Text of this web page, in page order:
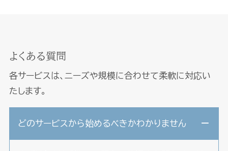
よくある質問
各サービスは、ニーズや規模に合わせて柔軟に対応い
たします。
どのサービスから始めるべきかわかりません